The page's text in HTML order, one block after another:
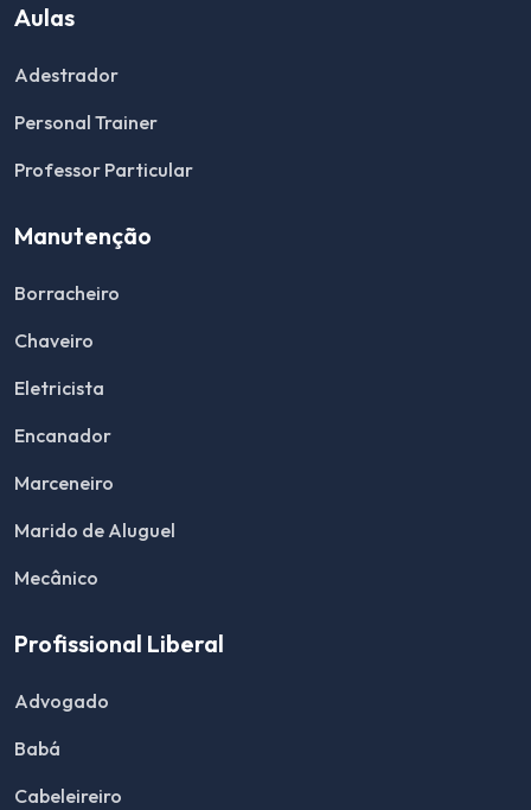
Aulas
Adestrador
Personal Trainer
Professor Particular
Manutenção
Borracheiro
Chaveiro
Eletricista
Encanador
Marceneiro
Marido de Aluguel
Mecânico
Profissional Liberal
Advogado
Babá
Cabeleireiro